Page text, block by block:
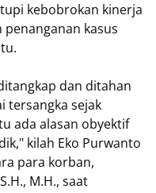
kebobrokan kinerja
kasus
dan ditahan
tersangka sejak
ada alasan obyektif
kilah Eko Purwanto
para korban,
M.H., saat